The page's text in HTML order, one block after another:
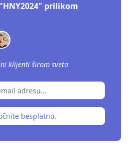
prilikom
klijenti širom sveta
besplatno.